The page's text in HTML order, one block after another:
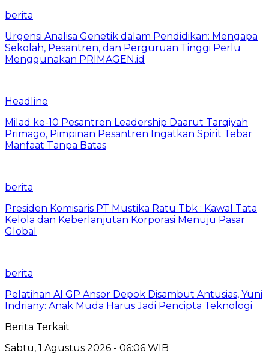
berita
Urgensi Analisa Genetik dalam Pendidikan: Mengapa
Sekolah, Pesantren, dan Perguruan Tinggi Perlu
Menggunakan PRIMAGEN.id
Headline
Milad ke-10 Pesantren Leadership Daarut Tarqiyah
Primago, Pimpinan Pesantren Ingatkan Spirit Tebar
Manfaat Tanpa Batas
berita
Presiden Komisaris PT Mustika Ratu Tbk : Kawal Tata
Kelola dan Keberlanjutan Korporasi Menuju Pasar
Global
berita
Pelatihan AI GP Ansor Depok Disambut Antusias, Yuni
Indriany: Anak Muda Harus Jadi Pencipta Teknologi
Berita Terkait
Sabtu, 1 Agustus 2026 - 06:06 WIB